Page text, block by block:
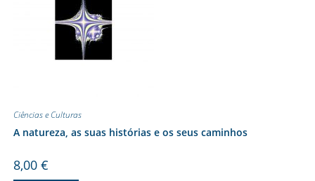
Ciências e Culturas
A natureza, as suas histórias e os seus caminhos
8,00 €